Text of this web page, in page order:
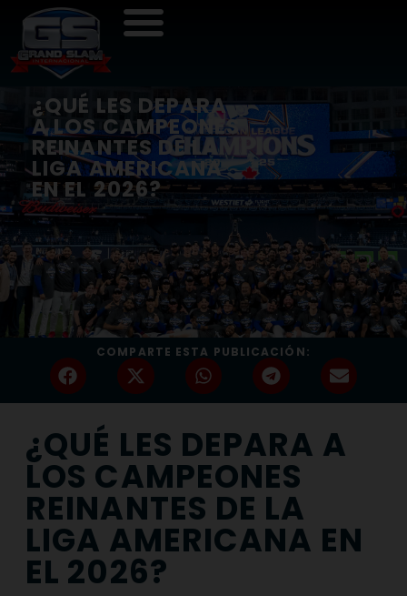
¿QUÉ LES DEPARA
A LOS CAMPEONES
REINANTES DE LA
LIGA AMERICANA
EN EL 2026?
COMPARTE ESTA PUBLICACIÓN:
¿QUÉ LES DEPARA A
LOS CAMPEONES
REINANTES DE LA
LIGA AMERICANA EN
EL 2026?